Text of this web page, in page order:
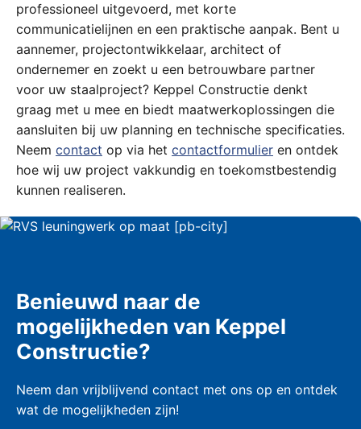
professioneel uitgevoerd, met korte
communicatielijnen en een praktische aanpak. Bent u
aannemer, projectontwikkelaar, architect of
ondernemer en zoekt u een betrouwbare partner
voor uw staalproject? Keppel Constructie denkt
graag met u mee en biedt maatwerkoplossingen die
aansluiten bij uw planning en technische specificaties.
Neem contact op via het contactformulier en ontdek
hoe wij uw project vakkundig en toekomstbestendig
kunnen realiseren.
Benieuwd naar de
mogelijkheden van Keppel
Constructie?
Neem dan vrijblijvend contact met ons op en ontdek
wat de mogelijkheden zijn!